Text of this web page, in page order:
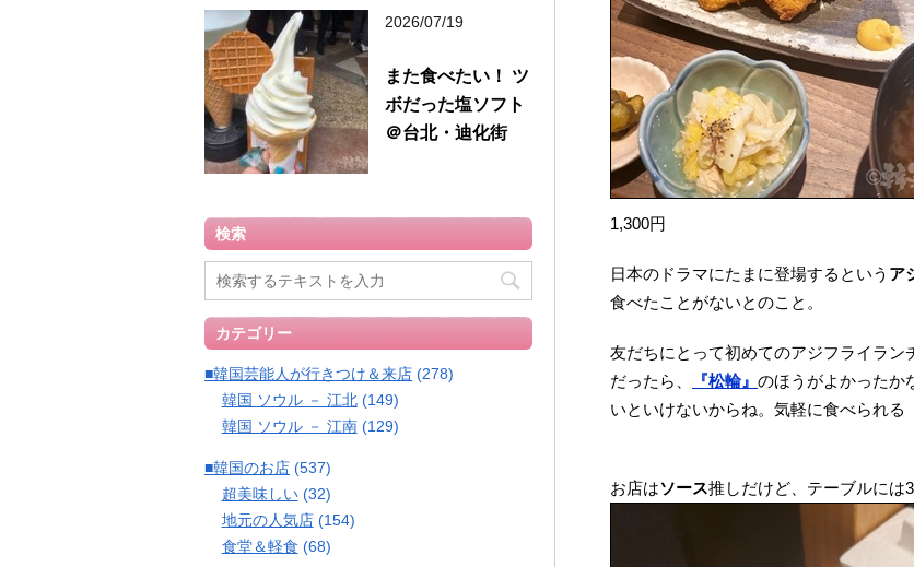
1,300円
日本のドラマにたまに登場するという ア
食べたことがないとのこと。
友だちにとって初めてのアジフライラン
だったら、
『松輪』 のほうがよかったか
いといけないからね。気軽に食べられる
お店はソース推しだけど、テーブルには
2026/07/19
また食べたい！ ツ
ボだった塩ソフト
＠台北・迪化街
検索
カテゴリー
■韓国芸能人が行きつけ＆来店 (278)
韓国 ソウル － 江北(149)
韓国 ソウル － 江南(129)
■韓国のお店 (537)
超美味しい(32)
地元の人気店(154)
食堂＆軽食 (68)